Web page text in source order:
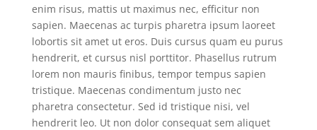
enim risus, mattis ut maximus nec, efficitur non
sapien. Maecenas ac turpis pharetra ipsum laoreet
lobortis sit amet ut eros. Duis cursus quam eu purus
hendrerit, et cursus nisl porttitor. Phasellus rutrum
lorem non mauris finibus, tempor tempus sapien
tristique. Maecenas condimentum justo nec
pharetra consectetur. Sed id tristique nisi, vel
hendrerit leo. Ut non dolor consequat sem aliquet